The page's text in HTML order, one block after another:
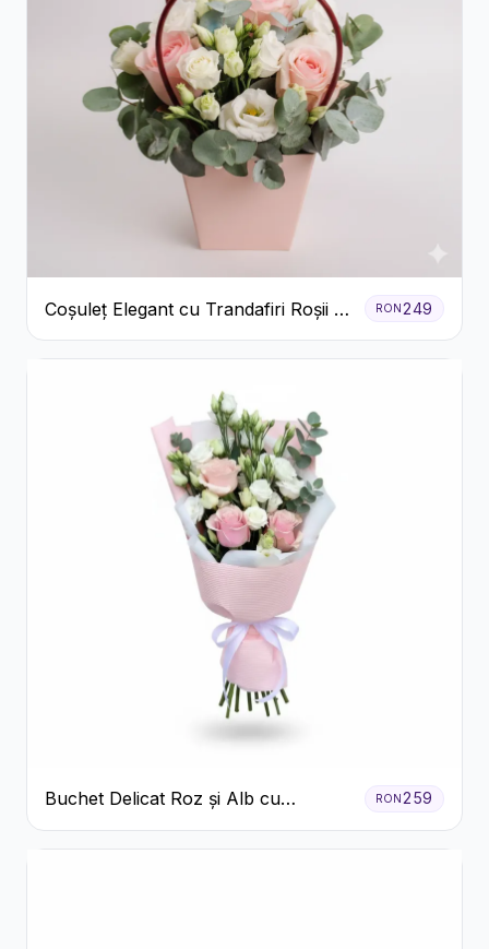
Coșuleț Elegant cu Trandafiri Roșii și
Lisianthus Alb
RON249
Buchet Delicat Roz și Alb cu
Trandafiri și Lisianthus
RON259